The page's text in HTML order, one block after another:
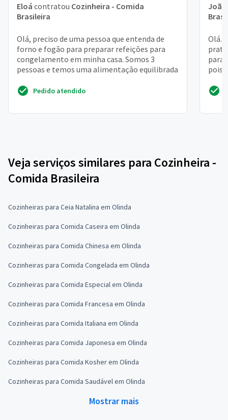
Eloá contratou Cozinheira - Comida
Brasileira
Olá, preciso de uma pessoa que entenda de
forno e fogão para preparar refeições para
congelamento em minha casa. Somos 3
pessoas e temos uma alimentação equilibrada
Pedido atendido
Olá.
para
pois
Veja serviços similares para Cozinheira -
Comida Brasileira
Cozinheiras para Ceia Natalina em Olinda
Cozinheiras para Comida Caseira em Olinda
Cozinheiras para Comida Chinesa em Olinda
Cozinheiras para Comida Congelada em Olinda
Cozinheiras para Comida Especial em Olinda
Cozinheiras para Comida Francesa em Olinda
Cozinheiras para Comida Italiana em Olinda
Cozinheiras para Comida Japonesa em Olinda
Cozinheiras para Comida Kosher em Olinda
Cozinheiras para Comida Saudável em Olinda
Mostrar mais